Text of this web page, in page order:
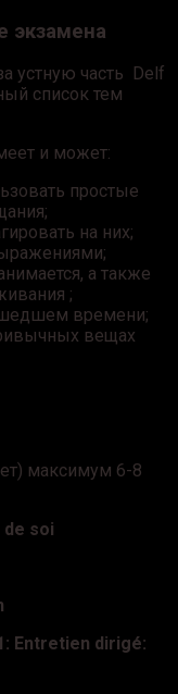
экзамена
устную часть Delf
список тем
и может:
простые
на них;
а также
;
времени;
вещах
максимум 6-8
soi
Entretien dirigé: